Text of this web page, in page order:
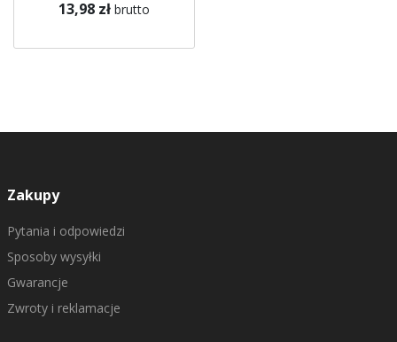
13,98 zł brutto
Zakupy
Pytania i odpowiedzi
Sposoby wysyłki
Gwarancje
Zwroty i reklamacje